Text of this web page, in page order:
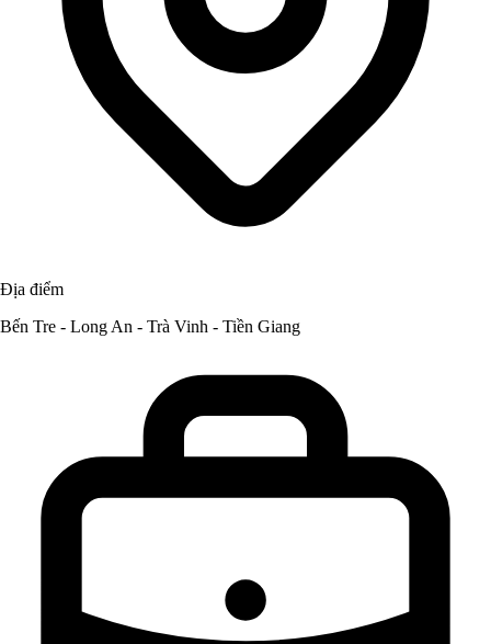
Địa điểm
Bến Tre - Long An - Trà Vinh - Tiền Giang